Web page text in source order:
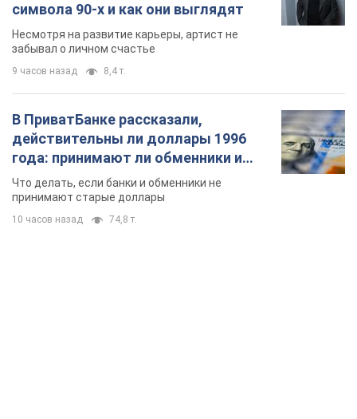
символа 90-х и как они выглядят
Несмотря на развитие карьеры, артист не
забывал о личном счастье
9 часов назад 8,4 т.
В ПриватБанке рассказали,
действительны ли доллары 1996
года: принимают ли обменники и
банки такие купюры
Что делать, если банки и обменники не
принимают старые доллары
10 часов назад 74,8 т.